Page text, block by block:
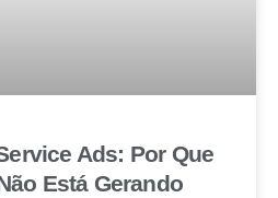
Ads: Por Que
Está Gerando